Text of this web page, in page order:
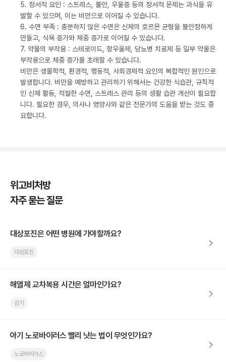
5. 정서적 요인 : 스트레스, 불안, 우울증 등의 정서적 문제는 과식을 유
발할 수 있으며, 이는 비만으로 이어질 수 있습니다.
6. 수면 부족 : 충분하지 않은 수면은 신체의 호르몬 균형을 불안정하게
만들고, 식욕 증가와 체중 증가로 이어질 수 있습니다.
7. 약물의 부작용 : 스테로이드, 항우울제, 당뇨병 치료제 등 일부 약물은
부작용으로 체중 증가를 초래할 수 있습니다.
비만은 생물학적, 환경적, 행동적, 사회경제적 요인의 복합적인 원인으로
발생합니다. 비만을 예방하고 관리하기 위해서는 건강한 식습관, 규칙적
인 신체 활동, 적절한 수면, 스트레스 관리 등의 생활 습관 개선이 필요합
니다. 필요한 경우, 의사나 영양사와 같은 전문가의 도움을 받는 것도 중
요합니다.
위고비처방
자주 묻는 질문
대상포진은 어떤 병원에 가야할까요?
대상포진
해열제 교차복용 시간은 얼마인가요?
감기
아기 노로바이러스 빨리 낫는 법이 무엇인가요?
노로바이러스